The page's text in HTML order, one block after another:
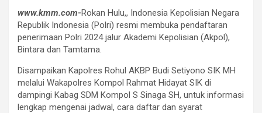
www.kmm.com-Rokan Hulu,, Indonesia Kepolisian Negara
Republik Indonesia (Polri) resmi membuka pendaftaran
penerimaan Polri 2024 jalur Akademi Kepolisian (Akpol),
Bintara dan Tamtama.
Disampaikan Kapolres Rohul AKBP Budi Setiyono SIK MH
melalui Wakapolres Kompol Rahmat Hidayat SIK di
dampingi Kabag SDM Kompol S Sinaga SH, untuk informasi
lengkap mengenai jadwal, cara daftar dan syarat